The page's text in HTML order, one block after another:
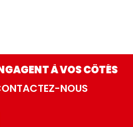
À VOS CÔTÉS
NOUS